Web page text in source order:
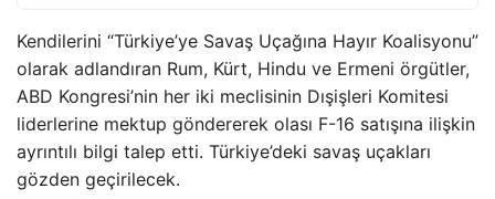
Kendilerini “Türkiye’ye Savaş Uçağına Hayır Koalisyonu”
olarak adlandıran Rum, Kürt, Hindu ve Ermeni örgütler,
ABD Kongresi’nin her iki meclisinin Dışişleri Komitesi
liderlerine mektup göndererek olası F-16 satışına ilişkin
ayrıntılı bilgi talep etti. Türkiye’deki savaş uçakları
gözden geçirilecek.